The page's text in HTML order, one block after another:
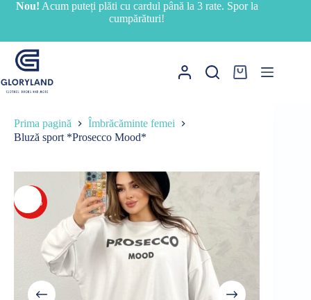
SariNou! Acum puteți plăti cu cardul până la 3 rate. Spor la
cumpărături!
Coș
Prima pagină
Îmbrăcăminte femei
Bluză sport *Prosecco Mood*
-10%